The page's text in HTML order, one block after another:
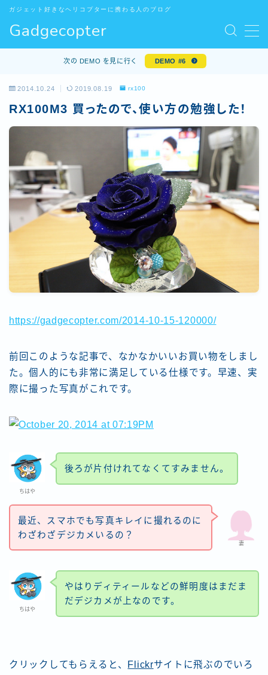
Gadgecopter
ガジェット好きなヘリコプターに携わる人のブログ
MENU
お問い合わせ
デモプリセット記事 #5
デモプリセット記事 Part10
プライバシーポリシー
利用規約／特定商取引法に基づく表記
有料記事の決済完了ページ
特定商取引法に基づく表記
運営者情報
次の DEMO を見に行く DEMO #6
2014.10.24 2019.08.19 rx100
RX100M3 買ったので、使い方の勉強した！
https://gadgecopter.com/2014-10-15-120000/
前回このような記事で、なかなかいいお買い物をしまし
た。個人的にも非常に満足している仕様です。早速、実
際に撮った写真がこれです。
ちはや
後ろが片付けれてなくてすみません。
妻
最近、スマホでも写真キレイに撮れるのに
わざわざデジカメいるの？
ちはや
やはりディティールなどの鮮明度はまだま
だデジカメが上なのです。
クリックしてもらえると、 Flickrサイトに飛ぶのでいろ